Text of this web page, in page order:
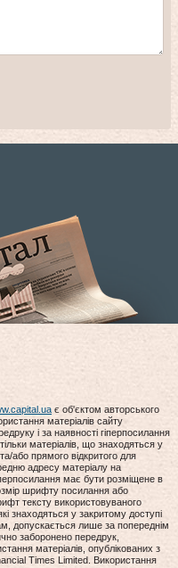
є об'єктом авторського
матеріалів сайту
і за наявності гіперпосилання
матеріалів, що знаходяться у
або прямого відкритого для
адресу матеріалу на
має бути розміщене в
шрифту посилання або
тексту використовуваного
знаходяться у закритому доступі
допускається лише за попереднім
заборонено передрук,
матеріалів, опублікованих з
Times Limited. Використання